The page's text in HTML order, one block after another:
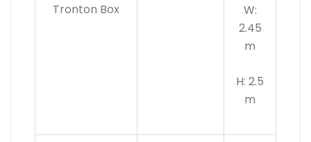
Tronton Box
W:
2.45
m
H: 2.5
m